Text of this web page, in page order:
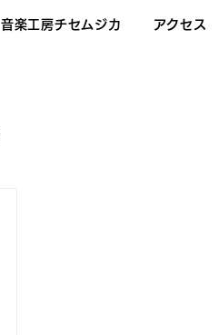
音楽工房チセムジカ アクセス